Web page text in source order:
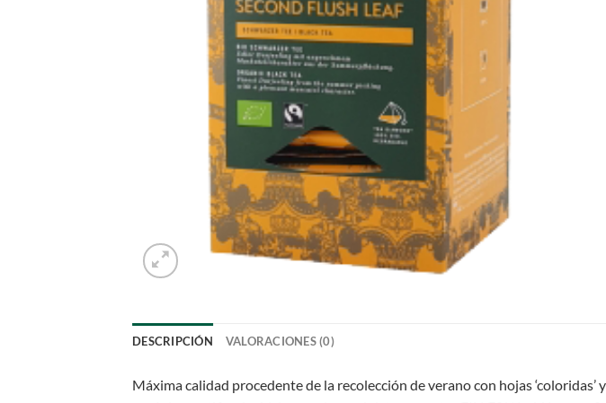
DESCRIPCIÓN VALORACIONES (0)
Máxima calidad procedente de la recolección de verano con hojas